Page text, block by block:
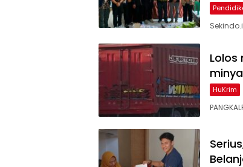
Lolos
HuKrim